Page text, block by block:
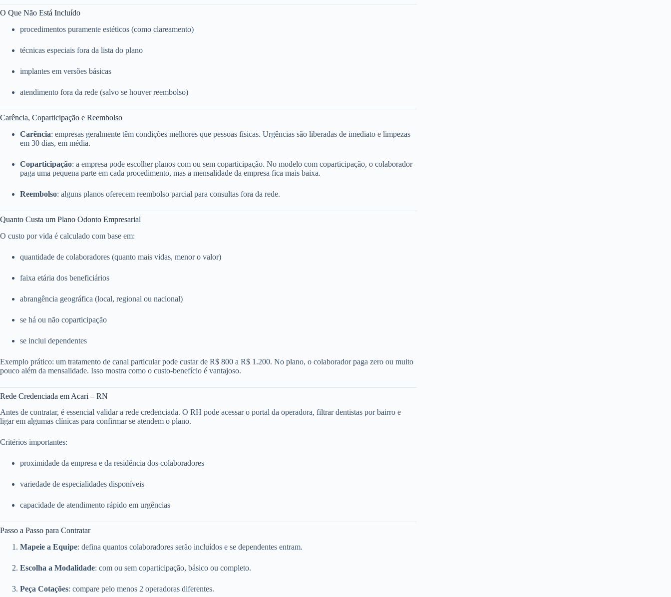
O Que Não Está Incluído
procedimentos puramente estéticos (como clareamento)
técnicas especiais fora da lista do plano
implantes em versões básicas
atendimento fora da rede (salvo se houver reembolso)
Carência, Coparticipação e Reembolso
Carência: empresas geralmente têm condições melhores que pessoas físicas. Urgências são liberadas de imediato e limpezas
em 30 dias, em média.
Coparticipação: a empresa pode escolher planos com ou sem coparticipação. No modelo com coparticipação, o colaborador
paga uma pequena parte em cada procedimento, mas a mensalidade da empresa fica mais baixa.
Reembolso: alguns planos oferecem reembolso parcial para consultas fora da rede.
Quanto Custa um Plano Odonto Empresarial
O custo por vida é calculado com base em:
quantidade de colaboradores (quanto mais vidas, menor o valor)
faixa etária dos beneficiários
abrangência geográfica (local, regional ou nacional)
se há ou não coparticipação
se inclui dependentes
Exemplo prático: um tratamento de canal particular pode custar de R$ 800 a R$ 1.200. No plano, o colaborador paga zero ou muito
pouco além da mensalidade. Isso mostra como o custo-benefício é vantajoso.
Rede Credenciada em Acari – RN
Antes de contratar, é essencial validar a rede credenciada. O RH pode acessar o portal da operadora, filtrar dentistas por bairro e
ligar em algumas clínicas para confirmar se atendem o plano.
Critérios importantes:
proximidade da empresa e da residência dos colaboradores
variedade de especialidades disponíveis
capacidade de atendimento rápido em urgências
Passo a Passo para Contratar
Mapeie a Equipe: defina quantos colaboradores serão incluídos e se dependentes entram.
Escolha a Modalidade: com ou sem coparticipação, básico ou completo.
Peça Cotações: compare pelo menos 2 operadoras diferentes.